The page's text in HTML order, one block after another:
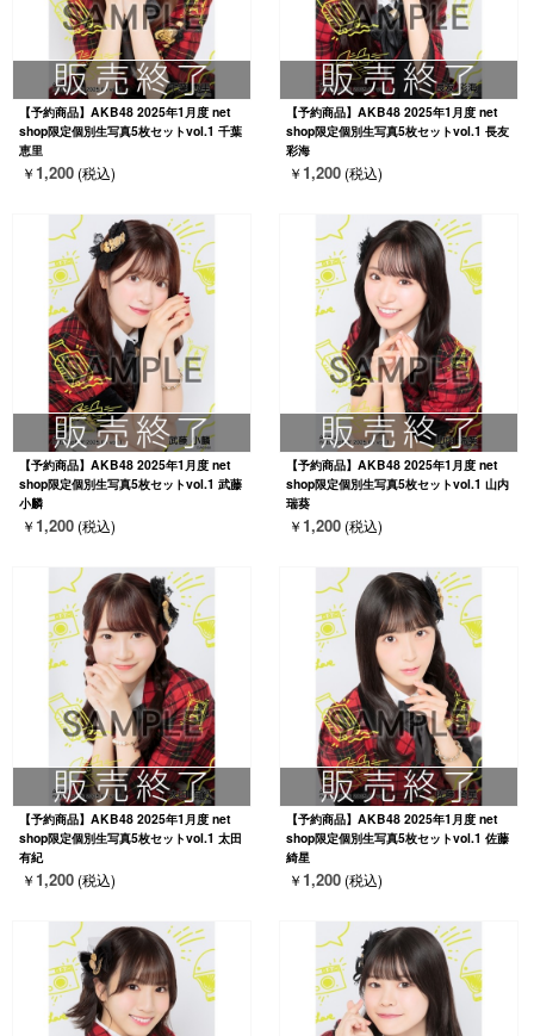
【予約商品】AKB48 2025年1月度 net
shop限定個別生写真5枚セットvol.1 千葉
恵里
￥ 1,200(税込)
【予約商品】AKB48 2025年1月度 net
shop限定個別生写真5枚セットvol.1 長友
彩海
￥ 1,200(税込)
【予約商品】AKB48 2025年1月度 net
shop限定個別生写真5枚セットvol.1 武藤
小麟
￥ 1,200(税込)
【予約商品】AKB48 2025年1月度 net
shop限定個別生写真5枚セットvol.1 山内
瑞葵
￥ 1,200(税込)
【予約商品】AKB48 2025年1月度 net
shop限定個別生写真5枚セットvol.1 太田
有紀
￥ 1,200(税込)
【予約商品】AKB48 2025年1月度 net
shop限定個別生写真5枚セットvol.1 佐藤
綺星
￥ 1,200(税込)